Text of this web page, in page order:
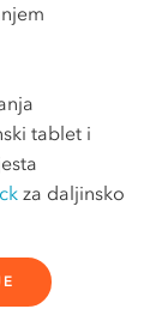
tablet i
za daljinsko